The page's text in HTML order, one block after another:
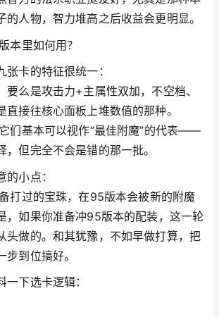
的人物，智力堆高之后收益会更明显。
本里如何用？
卡的特征很统一：
要么是攻击力+主属性双加，不空档、
直接往核心面板上堆数值的那种。
们基本可以视作“最佳附魔”的代表——
，但完全不会是错的那一批。
小点：
打过的宝珠，在95版本会被新的附魔
，如果你准备冲95版本的配装，这一轮
头做的。和其犹豫，不如早做打算，把
到位搞好。
下选卡逻辑：